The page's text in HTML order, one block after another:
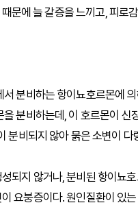
문에 늘 갈증을 느끼고, 피로
분비하는 항이뇨호르몬에
분비하는데, 이 호르몬이
분비되지 않아 묽은 소변이 다
되지 않거나, 분비된 항이뇨
요붕증이다. 원인질환이 있